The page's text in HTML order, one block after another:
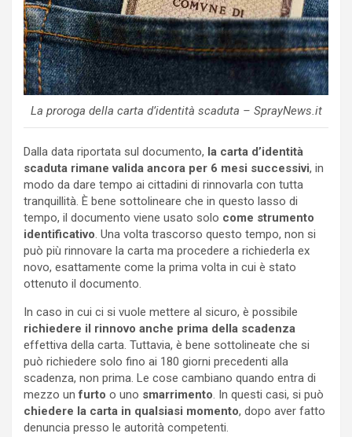
La proroga della carta d’identità scaduta – SprayNews.it
Dalla data riportata sul documento, la carta d’identità
scaduta rimane valida ancora per 6 mesi successivi, in
modo da dare tempo ai cittadini di rinnovarla con tutta
tranquillità. È bene sottolineare che in questo lasso di
tempo, il documento viene usato solo come strumento
identificativo. Una volta trascorso questo tempo, non si
può più rinnovare la carta ma procedere a richiederla ex
novo, esattamente come la prima volta in cui è stato
ottenuto il documento.
In caso in cui ci si vuole mettere al sicuro, è possibile
richiedere il rinnovo anche prima della scadenza
effettiva della carta. Tuttavia, è bene sottolineate che si
può richiedere solo fino ai 180 giorni precedenti alla
scadenza, non prima. Le cose cambiano quando entra di
mezzo unfurto o uno smarrimento. In questi casi, si può
chiedere la carta in qualsiasi momento, dopo aver fatto
denuncia presso le autorità competenti.